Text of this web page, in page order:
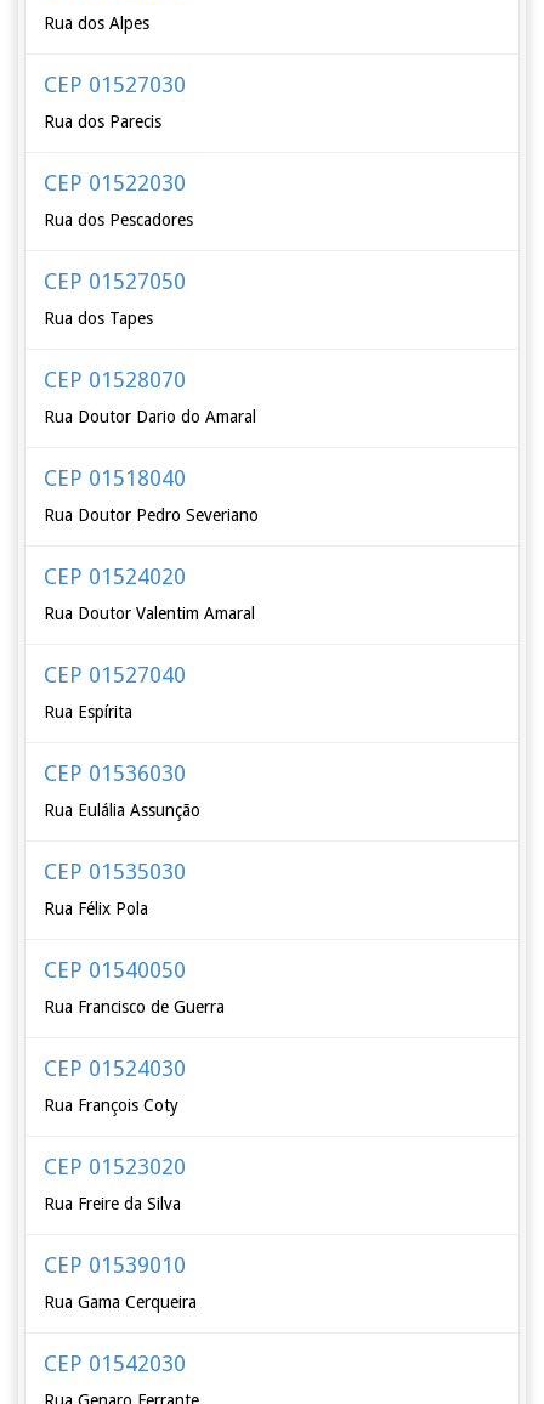
Rua dos Alpes
CEP 01527030
Rua dos Parecis
CEP 01522030
Rua dos Pescadores
CEP 01527050
Rua dos Tapes
CEP 01528070
Rua Doutor Dario do Amaral
CEP 01518040
Rua Doutor Pedro Severiano
CEP 01524020
Rua Doutor Valentim Amaral
CEP 01527040
Rua Espírita
CEP 01536030
Rua Eulália Assunção
CEP 01535030
Rua Félix Pola
CEP 01540050
Rua Francisco de Guerra
CEP 01524030
Rua François Coty
CEP 01523020
Rua Freire da Silva
CEP 01539010
Rua Gama Cerqueira
CEP 01542030